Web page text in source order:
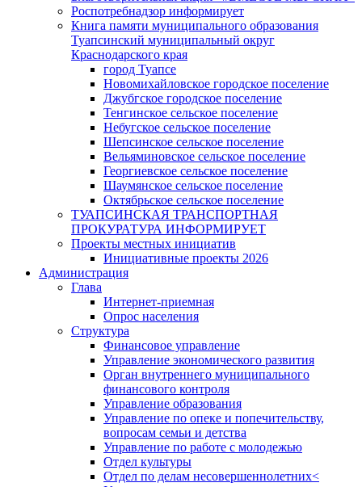
Роспотребнадзор информирует
Книга памяти муниципального образования
Туапсинский муниципальный округ
Краснодарского края
город Туапсе
Новомихайловское городское поселение
Джубгское городское поселение
Тенгинское сельское поселение
Небугское сельское поселение
Шепсинское сельское поселение
Вельяминовское сельское поселение
Георгиевское сельское поселение
Шаумянское сельское поселение
Октябрьское сельское поселение
ТУАПСИНСКАЯ ТРАНСПОРТНАЯ
ПРОКУРАТУРА ИНФОРМИРУЕТ
Проекты местных инициатив
Инициативные проекты 2026
Администрация
Глава
Интернет-приемная
Опрос населения
Структура
Финансовое управление
Управление экономического развития
Орган внутреннего муниципального
финансового контроля
Управление образования
Управление по опеке и попечительству,
вопросам семьи и детства
Управление по работе с молодежью
Отдел культуры
Отдел по делам несовершеннолетних<